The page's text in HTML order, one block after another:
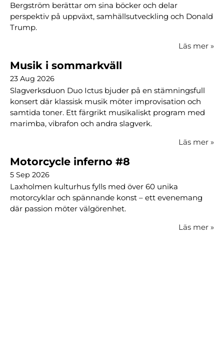
Bergström berättar om sina böcker och delar
perspektiv på uppväxt, samhällsutveckling och Donald
Trump.
Läs mer »
Musik i sommarkväll
23 Aug 2026
Slagverksduon Duo Ictus bjuder på en stämningsfull
konsert där klassisk musik möter improvisation och
samtida toner. Ett färgrikt musikaliskt program med
marimba, vibrafon och andra slagverk.
Läs mer »
Motorcycle inferno #8
5 Sep 2026
Laxholmen kulturhus fylls med över 60 unika
motorcyklar och spännande konst – ett evenemang
där passion möter välgörenhet.
Läs mer »